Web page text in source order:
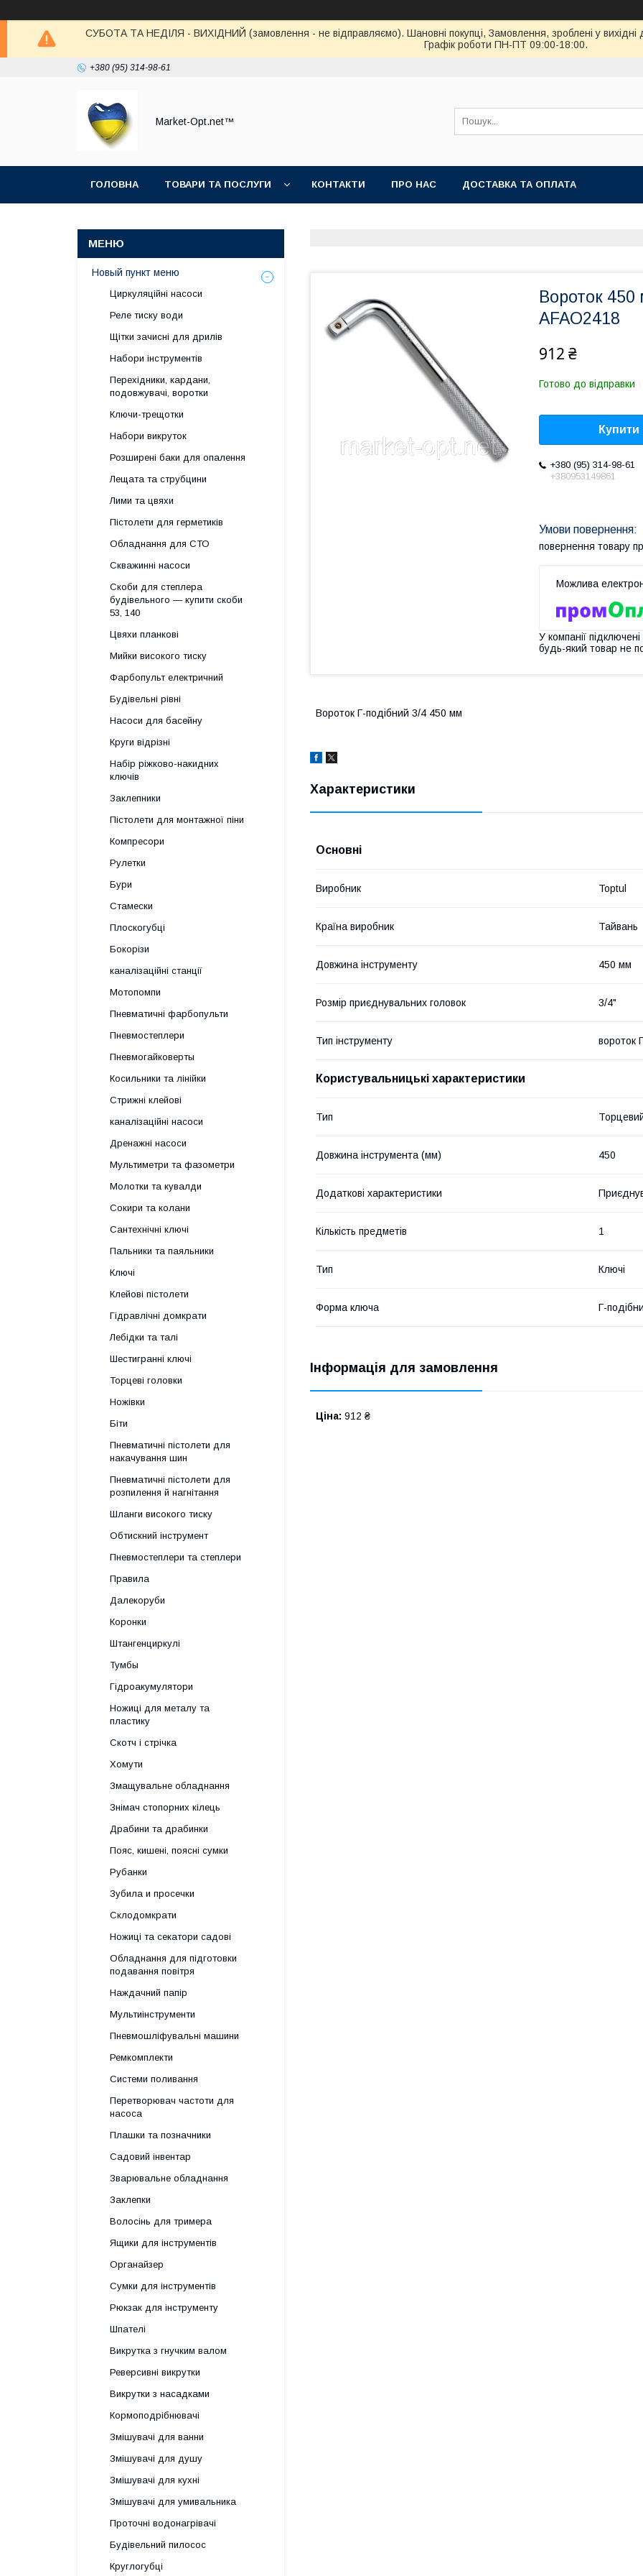
СУБОТА ТА НЕДІЛЯ - ВИХІДНИЙ (замовлення - не відправляємо). Шановні покупці, Замовлення, зроблені у
Графік роботи ПН-ПТ 09:00-18:00.
+380 (95) 314-98-61
Market-Opt.net™
ГОЛОВНА ТОВАРИ ТА ПОСЛУГИ КОНТАКТИ ПРО НАС ДОСТАВКА ТА ОПЛАТА
Вороток
AFAO2418
912 ₴
Готово до відправки
Купити
+380 (95) 314-98-61
+380953149861
повернення товару
У компанії
будь-який товар не
Вороток Г-подібний 3/4 450 мм
Характеристики
Основні
Виробник Toptul
Країна виробник Тайвань
Довжина інструменту 450 мм
Розмір приєднувальних головок 3/4"
Тип інструменту вороток
Користувальницькі характеристики
Тип
Довжина інструмента (мм) 450
Додаткові характеристики
Кількість предметів 1
Тип Ключі
Форма ключа Г-
Інформація для замовлення
Ціна: 912 ₴
Новый пункт меню
Циркуляційні насоси
Реле тиску води
Щітки зачисні для дрилів
Набори інструментів
Перехідники, кардани,
подовжувачі, воротки
Ключи-трещотки
Набори викруток
Розширені баки для опалення
Лещата та струбцини
Лими та цвяхи
Пістолети для герметиків
Обладнання для СТО
Скважинні насоси
Скоби для степлера
будівельного — купити скоби
53, 140
Цвяхи планкові
Мийки високого тиску
Фарбопульт електричний
Будівельні рівні
Насоси для басейну
Круги відрізні
Набір ріжково-накидних
ключів
Заклепники
Пістолети для монтажної піни
Компресори
Рулетки
Бури
Стамески
Плоскогубці
Бокорізи
каналізаційні станції
Мотопомпи
Пневматичні фарбопульти
Пневмостеплери
Пневмогайковерты
Косильники та лінійки
Стрижні клейові
каналізаційні насоси
Дренажні насоси
Мультиметри та фазометри
Молотки та кувалди
Сокири та колани
Сантехнічні ключі
Пальники та паяльники
Ключі
Клейові пістолети
Гідравлічні домкрати
Лебідки та талі
Шестигранні ключі
Торцеві головки
Ножівки
Біти
Пневматичні пістолети для
накачування шин
Пневматичні пістолети для
розпилення й нагнітання
Шланги високого тиску
Обтискний інструмент
Пневмостеплери та степлери
Правила
Далекоруби
Коронки
Штангенциркулі
Тумбы
Гідроакумулятори
Ножиці для металу та
пластику
Скотч і стрічка
Хомути
Змащувальне обладнання
Знімач стопорних кілець
Драбини та драбинки
Пояс, кишені, поясні сумки
Рубанки
Зубила и просечки
Склодомкрати
Ножиці та секатори садові
Обладнання для підготовки
подавання повітря
Наждачний папір
Мультиінструменти
Пневмошліфувальні машини
Ремкомплекти
Системи поливання
Перетворювач частоти для
насоса
Плашки та позначники
Садовий інвентар
Зварювальне обладнання
Заклепки
Волосінь для тримера
Ящики для інструментів
Органайзер
Сумки для інструментів
Рюкзак для інструменту
Шпателі
Викрутка з гнучким валом
Реверсивні викрутки
Викрутки з насадками
Кормоподрібнювачі
Змішувачі для ванни
Змішувачі для душу
Змішувачі для кухні
Змішувачі для умивальника
Проточні водонагрівачі
Будівельний пилосос
Круглогубці